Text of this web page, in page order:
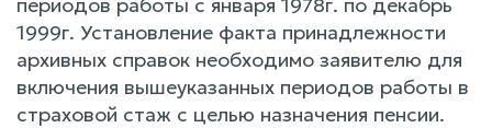
1999г. Установление факта принадлежности
архивных справок необходимо заявителю для
включения вышеуказанных периодов работы в
страховой стаж с целью назначения пенсии.